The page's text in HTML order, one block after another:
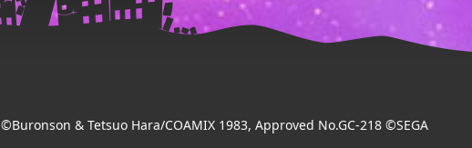
©Buronson & Tetsuo Hara/COAMIX 1983, Approved No.GC-218 ©SEGA